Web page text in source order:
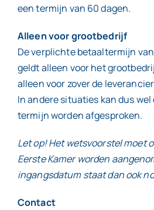
een termijn van 60 dagen.
Alleen voor grootbedrijf
De verplichte betaaltermijn
geldt alleen voor het
alleen voor zover de
In andere situaties kan dus
termijn worden afgesproken.
Let op! Het wetsvoorstel moet
Eerste Kamer worden
ingangsdatum staat dan ook
Contact